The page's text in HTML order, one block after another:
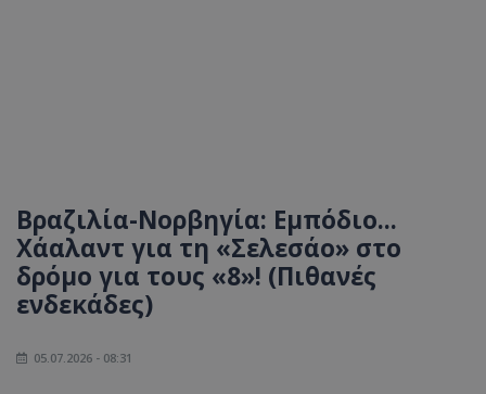
Βραζιλία-Νορβηγία: Εμπόδιο...
Χάαλαντ για τη «Σελεσάο» στο
δρόμο για τους «8»! (Πιθανές
ενδεκάδες)
05.07.2026 - 08:31